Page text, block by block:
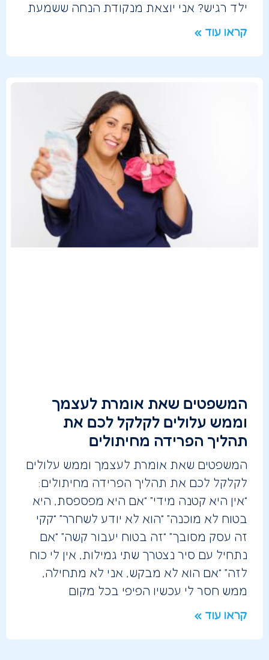
ילד רגיש? אני יוצאת מנקודת הנחה ששמעת
קראו עוד »
המשפטים שאת אומרת לעצמך
וממש עלולים לקלקל לכם את
תהליך הפרידה מחיתולים
המשפטים שאת אומרת לעצמך וממש עלולים
לקלקל לכם את תהליך הפרידה מחיתולים:
“אין היא קטנה מידי” “אם היא מפספסת, היא
בטוח לא מוכנה” “הוא לא יודע לשחרר” “קקי
זה עסק מסובך” “זה בטוח יעבור קשה” “אם
נתחיל עם סיר נצטרך שתי גמילות, אין לי כוח
לזה” “אם הוא לא מבקש, אני לא מתחילה,
ממש חסר לי עכשיו הפיפי בכל מקום
קראו עוד »